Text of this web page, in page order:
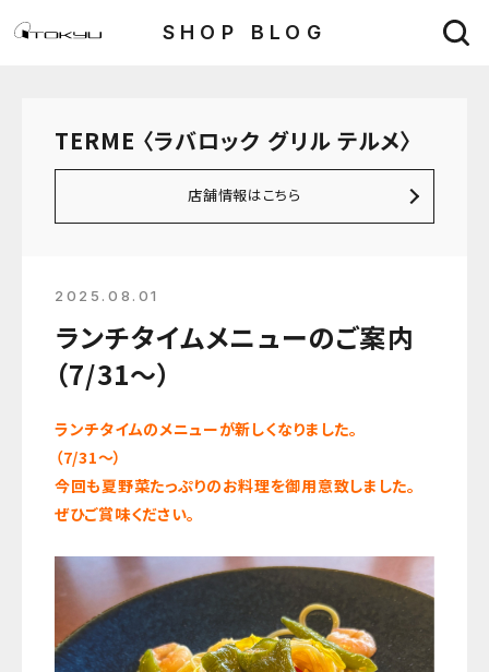
SHOP BLOG
TERME 〈ラバロック グリル テルメ〉
店舗情報はこちら
2025.08.01
ランチタイムメニューのご案内
（7/31～）
ランチタイムのメニューが新しくなりました。
（7/31～）
今回も夏野菜たっぷりのお料理を御用意致しました。
ぜひご賞味ください。